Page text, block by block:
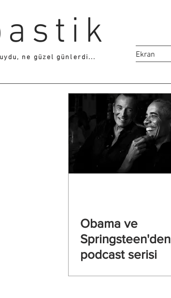
ne güzel günlerdi... Ekran
Obama ve
Springsteen'den
podcast serisi